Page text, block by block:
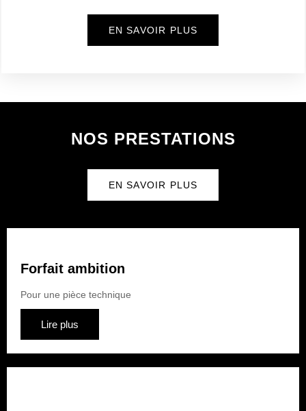
EN SAVOIR PLUS
NOS PRESTATIONS
EN SAVOIR PLUS
Forfait ambition
Pour une pièce technique
Lire plus